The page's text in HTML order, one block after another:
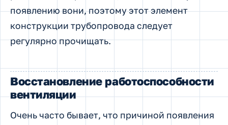
появлению вони, поэтому этот элемент
конструкции трубопровода следует
регулярно прочищать.
Восстановление работоспособности
вентиляции
Очень часто бывает, что причиной появления